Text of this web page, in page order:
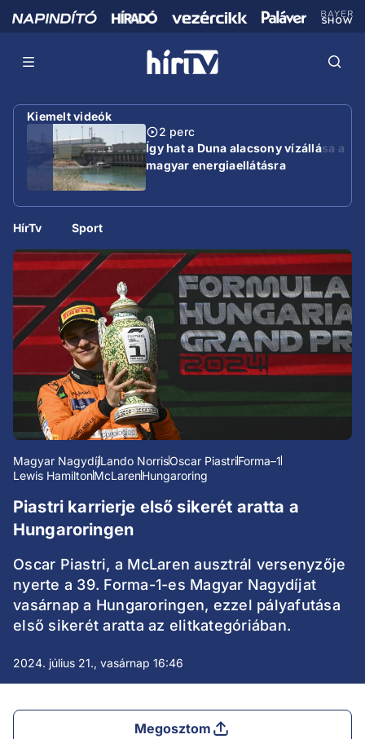
Kiemelt videók
2 perc
Így hat a Duna alacsony vízállása a
magyar energiaellátásra
HírTv Sport
Magyar NagydíjLando NorrisOscar PiastriForma–1
Lewis HamiltonMcLarenHungaroring
Piastri karrierje első sikerét aratta a
Hungaroringen
Oscar Piastri, a McLaren ausztrál versenyzője
nyerte a 39. Forma-1-es Magyar Nagydíjat
vasárnap a Hungaroringen, ezzel pályafutása
első sikerét aratta az elitkategóriában.
2024. július 21., vasárnap 16:46
Megosztom